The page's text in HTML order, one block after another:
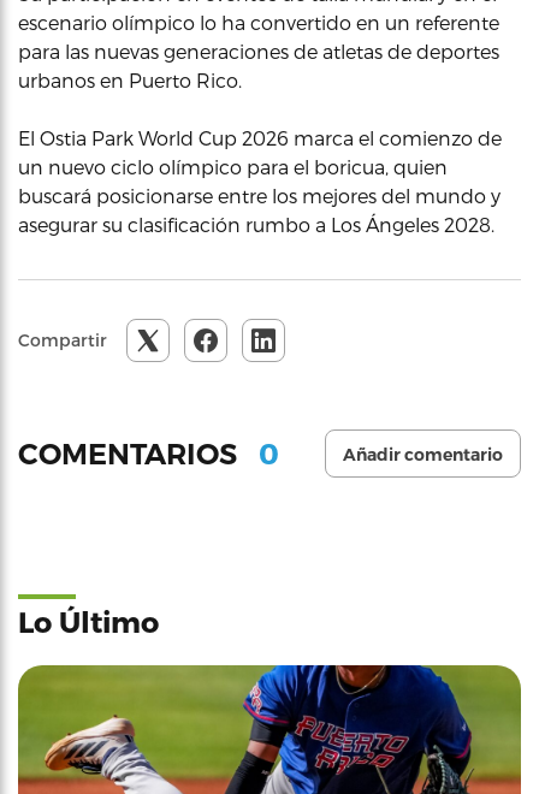
escenario olímpico lo ha convertido en un referente
para las nuevas generaciones de atletas de deportes
urbanos en Puerto Rico.
El Ostia Park World Cup 2026 marca el comienzo de
un nuevo ciclo olímpico para el boricua, quien
buscará posicionarse entre los mejores del mundo y
asegurar su clasificación rumbo a Los Ángeles 2028.
Compartir
COMENTARIOS 0 Añadir comentario
Lo Último